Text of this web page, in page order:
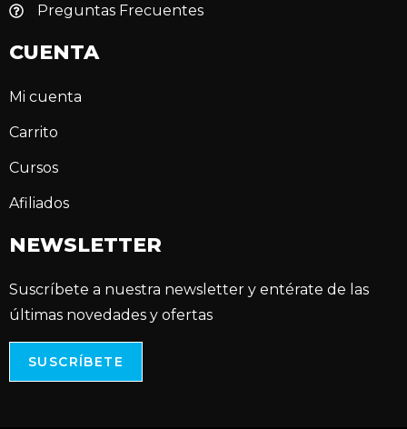
Preguntas Frecuentes
CUENTA
Mi cuenta
Carrito
Cursos
Afiliados
NEWSLETTER
Suscríbete a nuestra newsletter y entérate de las
últimas novedades y ofertas
SUSCRÍBETE